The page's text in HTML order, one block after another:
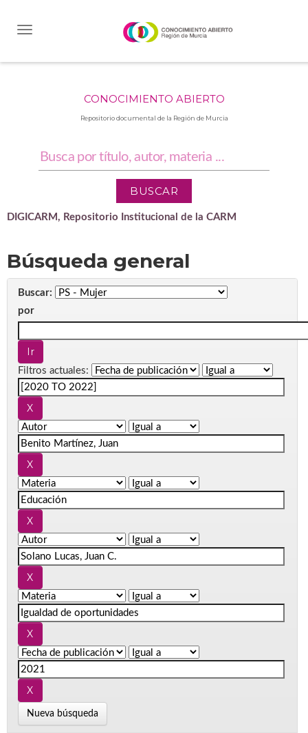
CONOCIMIENTO ABIERTO
Repositorio documental de la Región de Murcia
DIGICARM, Repositorio Institucional de la CARM
Búsqueda general
Buscar:
por
Filtros actuales:
Nueva búsqueda